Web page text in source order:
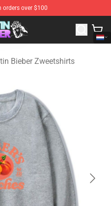
orders over $100
Justin Bieber Merchandise
Bieber Zweetshirts